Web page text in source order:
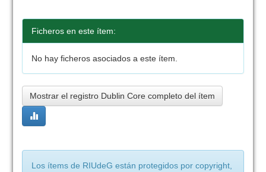
Ficheros en este ítem:
No hay ficheros asociados a este ítem.
Mostrar el registro Dublin Core completo del ítem
Los ítems de RIUdeG están protegidos por copyright,